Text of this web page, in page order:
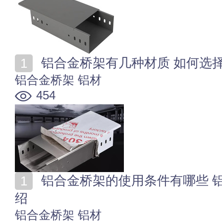
铝合金桥架有几种材质 如何选
铝合金桥架 铝材
454
绍
铝合金桥架 铝材